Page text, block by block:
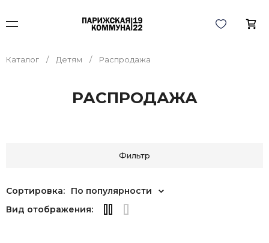
Каталог Детям Распродажа
РАСПРОДАЖА
Фильтр
Сортировка:
По популярности
Вид отображения: